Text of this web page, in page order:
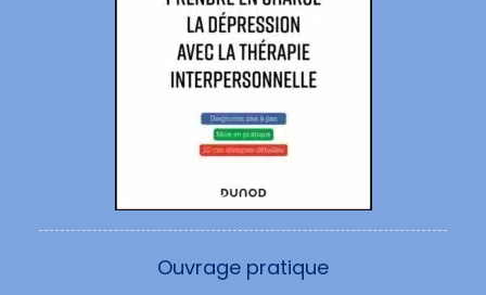
Ouvrage pratique